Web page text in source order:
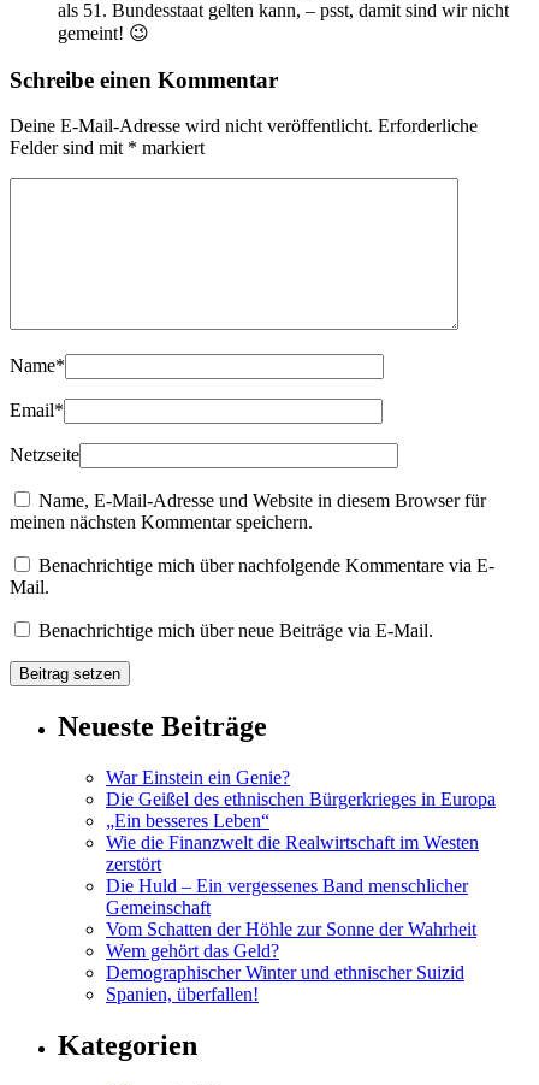
als 51. Bundesstaat gelten kann, – psst, damit sind wir nicht
gemeint! 😉
Schreibe einen Kommentar
Deine E-Mail-Adresse wird nicht veröffentlicht. Erforderliche
Felder sind mit * markiert
Name*
Email*
Netzseite
Name, E-Mail-Adresse und Website in diesem Browser für
meinen nächsten Kommentar speichern.
Benachrichtige mich über nachfolgende Kommentare via E-
Mail.
Benachrichtige mich über neue Beiträge via E-Mail.
Neueste Beiträge
War Einstein ein Genie?
Die Geißel des ethnischen Bürgerkrieges in Europa
„Ein besseres Leben“
Wie die Finanzwelt die Realwirtschaft im Westen
zerstört
Die Huld – Ein vergessenes Band menschlicher
Gemeinschaft
Vom Schatten der Höhle zur Sonne der Wahrheit
Wem gehört das Geld?
Demographischer Winter und ethnischer Suizid
Spanien, überfallen!
Kategorien